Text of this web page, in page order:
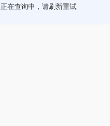
正在查询中，请刷新重试